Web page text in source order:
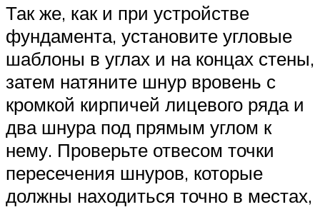
Так же, как и при устройстве
фундамента, установите угловые
шаблоны в углах и на концах стены,
затем натяните шнур вровень с
кромкой кирпичей лицевого ряда и
два шнура под прямым углом к
нему. Проверьте отвесом точки
пересечения шнуров, которые
должны находиться точно в местах,